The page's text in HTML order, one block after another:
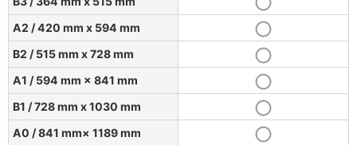
A2 / 420 mm x 594 mm
B2 / 515 mm x 728 mm
A1 / 594 mm × 841 mm
B1 / 728 mm x 1030 mm
A0 / 841 mm× 1189 mm